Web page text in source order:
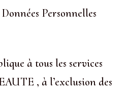
Personnelles
à tous les services
, à l’exclusion des